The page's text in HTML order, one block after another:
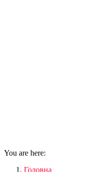
You are here:
Головна